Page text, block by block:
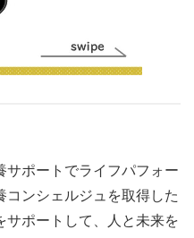
サポートでライフパフォー
コンシェルジュを取得した
サポートして、人と未来を